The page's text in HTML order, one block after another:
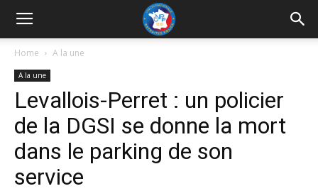
UNRP
Home A la une
A la une
Levallois-Perret : un policier
de la DGSI se donne la mort
dans le parking de son
service